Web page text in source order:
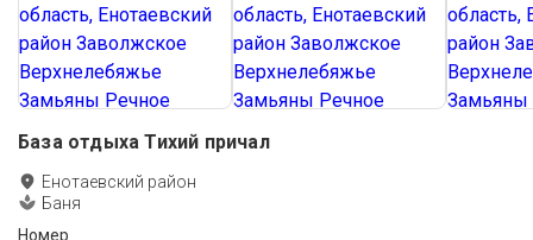
База отдыха Тихий причал
Енотаевский район
Баня
Номер